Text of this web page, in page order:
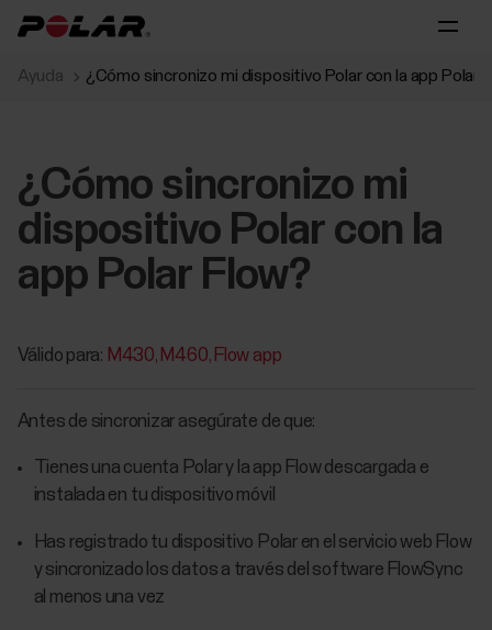
Ayuda ¿Cómo sincronizo mi dispositivo Polar con la app Polar
¿Cómo sincronizo mi
dispositivo Polar con la
app Polar Flow?
Válido para: M430 M460 Flow app
Antes de sincronizar asegúrate de que:
Tienes una cuenta Polar y la app Flow descargada e
instalada en tu dispositivo móvil
Has registrado tu dispositivo Polar en el servicio web Flow
y sincronizado los datos a través del software FlowSync
al menos una vez